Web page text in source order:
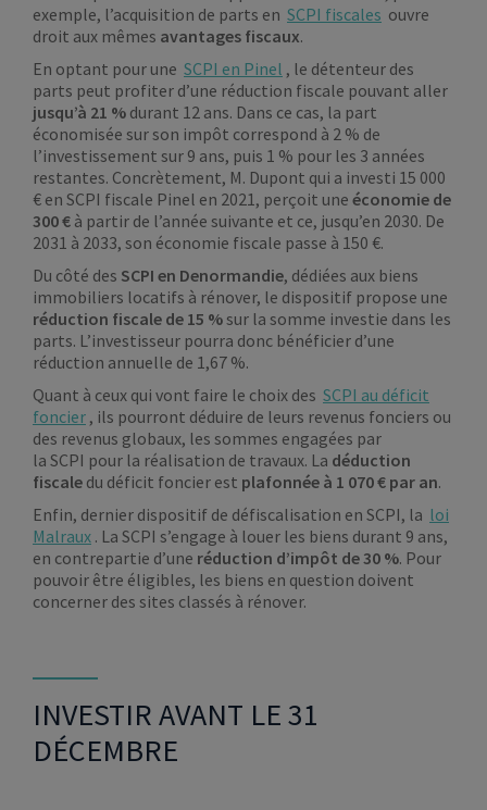
exemple, l’acquisition de parts en SCPI fiscales ouvre
droit aux mêmes avantages fiscaux.
En optant pour une SCPI en Pinel , le détenteur des
parts peut profiter d’une réduction fiscale pouvant aller
jusqu’à 21 % durant 12 ans. Dans ce cas, la part
économisée sur son impôt correspond à 2 % de
l’investissement sur 9 ans, puis 1 % pour les 3 années
restantes. Concrètement, M. Dupont qui a investi 15 000
€ en SCPI fiscale Pinel en 2021, perçoit une économie de
300 € à partir de l’année suivante et ce, jusqu’en 2030. De
2031 à 2033, son économie fiscale passe à 150 €.
Du côté des SCPI en Denormandie, dédiées aux biens
immobiliers locatifs à rénover, le dispositif propose une
réduction fiscale de 15 %sur la somme investie dans les
parts. L’investisseur pourra donc bénéficier d’une
réduction annuelle de 1,67 %.
Quant à ceux qui vont faire le choix des SCPI au déficit
foncier , ils pourront déduire de leurs revenus fonciers ou
des revenus globaux, les sommes engagées par
la SCPI pour la réalisation de travaux. La déduction
fiscale du déficit foncier est plafonnée à 1 070 € par an.
Enfin, dernier dispositif de défiscalisation en SCPI, la loi
Malraux . La SCPI s’engage à louer les biens durant 9 ans,
en contrepartie d’une réduction d’impôt de 30 %. Pour
pouvoir être éligibles, les biens en question doivent
concerner des sites classés à rénover.
INVESTIR AVANT LE 31
DÉCEMBRE